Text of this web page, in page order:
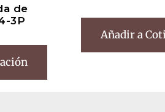
de
3P
Añadir a